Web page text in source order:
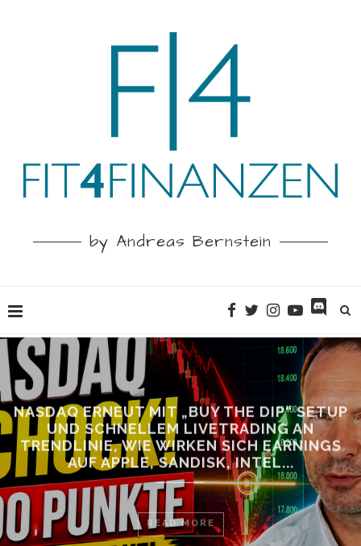
by Andreas Bernstein
NASDAQ ERNEUT MIT „BUY THE DIP“ SETUP
UND SCHNELLEM LIVETRADING AN
TRENDLINIE, WIE WIRKEN SICH EARNINGS
AUF APPLE, SANDISK, INTEL...
READ MORE